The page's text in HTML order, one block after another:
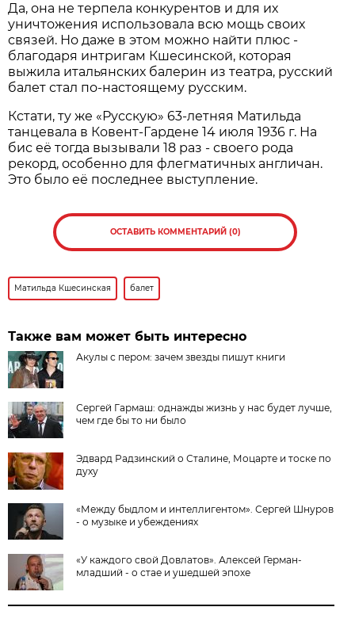
Да, она не терпела конкурентов и для их
уничтожения использовала всю мощь своих
связей. Но даже в этом можно найти плюс -
благодаря интригам Кшесинской, которая
выжила итальянских балерин из театра, русский
балет стал по-настоящему русским.
Кстати, ту же «Русскую» 63-летняя Матильда
танцевала в Ковент-Гардене 14 июля 1936 г. На
бис её тогда вызывали 18 раз - своего рода
рекорд, особенно для флегматичных англичан.
Это было её последнее выступление.
ОСТАВИТЬ КОММЕНТАРИЙ (0)
Матильда Кшесинская балет
Также вам может быть интересно
Акулы с пером: зачем звезды пишут книги
Сергей Гармаш: однажды жизнь у нас будет лучше,
чем где бы то ни было
Эдвард Радзинский о Сталине, Моцарте и тоске по
духу
«Между быдлом и интеллигентом». Сергей Шнуров
- о музыке и убеждениях
«У каждого свой Довлатов». Алексей Герман-
младший - о стае и ушедшей эпохе